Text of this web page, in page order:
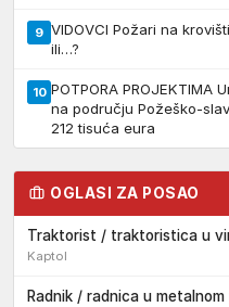
9 VIDOVCI Požari na
ili…?
10 POTPORA
na području Požeško-
212 tisuća eura
OGLASI ZA POSAO
Traktorist / traktoristica u
Kaptol
Radnik / radnica u